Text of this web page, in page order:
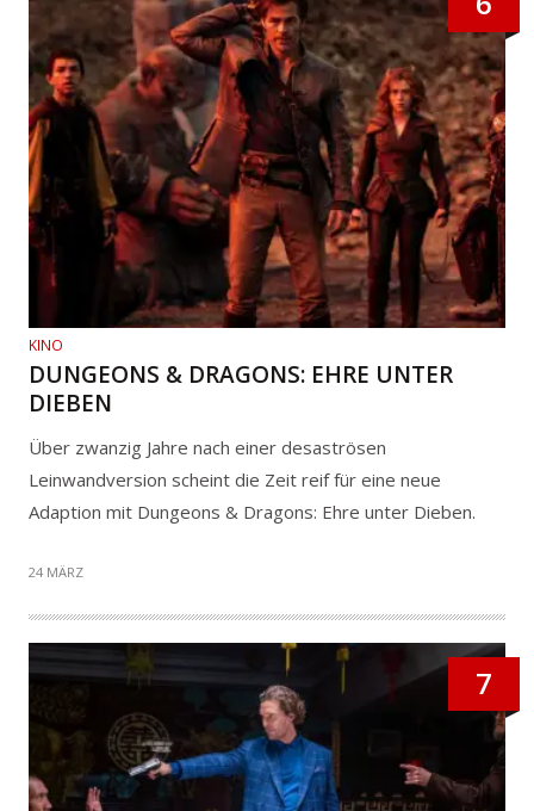
KINO
DUNGEONS & DRAGONS: EHRE UNTER
DIEBEN
Über zwanzig Jahre nach einer desaströsen
Leinwandversion scheint die Zeit reif für eine neue
Adaption mit Dungeons & Dragons: Ehre unter Dieben.
24 MÄRZ
7